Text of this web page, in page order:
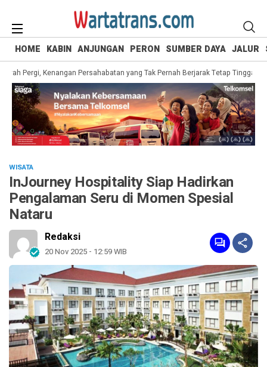
HOME KABIN ANJUNGAN PERON SUMBER DAYA JALUR
Pergi, Kenangan Persahabatan yang Tak Pernah Berjarak Tetap Tinggal
WISATA
InJourney Hospitality Siap Hadirkan
Pengalaman Seru di Momen Spesial
Nataru
Redaksi
20 Nov 2025 - 12:59 WIB